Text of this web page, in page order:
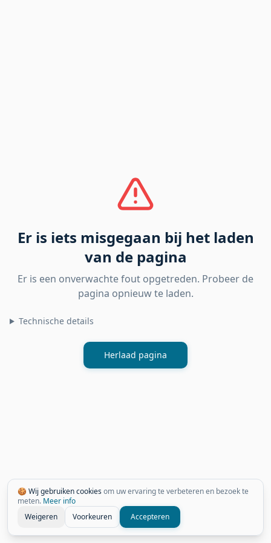
🍪 Wij gebruiken cookiesom uw ervaring te verbeteren en bezoek te
meten. Meer info
Weigeren
Voorkeuren Accepteren
Er is iets misgegaan bij het laden
van de pagina
Er is een onverwachte fout opgetreden. Probeer de
pagina opnieuw te laden.
Technische details
Herlaad pagina